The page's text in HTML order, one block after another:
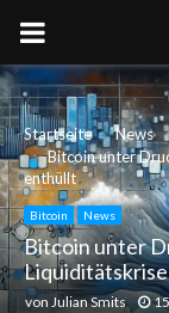
PRIMARY
MENU
Startseite
News
Bitcoin unter
enthüllt
Bitcoin News
Bitcoin unter
von Julian Smits